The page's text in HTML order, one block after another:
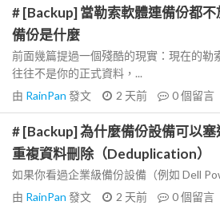
# [Backup] 當勒索軟體連備份都
備份是什麼
前面幾篇提過一個殘酷的現實：現在的勒
往往不是你的正式資料，...
由 RainPan 發文 2 天前 0個留言
# [Backup] 為什麼備份設備可以
重複資料刪除（Deduplication）
如果你看過企業級備份設備（例如 Dell
由 RainPan 發文 2 天前 0個留言